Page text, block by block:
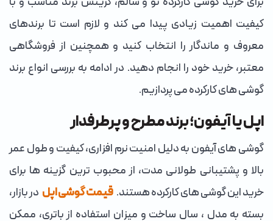
کیفیت اهمیت زیادی پیدا می کند و لازم است تا برندهای
معروف و ماندگار را انتخاب کنید و همچنین از فروشگاهی
معتبر، خرید خود را انجام دهید. در ادامه به بررسی انواع برند
گوشی های کارکرده می پردازیم.
اپل یا آیفون؛ برند مطرح و پرطرفدار
گوشی های آیفون به دلیل امنیت نرم افزاری، کیفیت و طول عمر
بالا و پشتیبانی طولانی مدت، از محبوب ترین گزینه ها برای
خرید این گوشی های کارکرده هستند. قیمت گوشی اپل در بازار،
بسته به مدل ، سال ساخت و میزان استفاده از باتری، ممکن